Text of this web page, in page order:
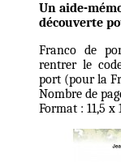
Un aide-
découverte
Franco de
rentrer le
port (pour la
Nombre de
Format : 11,5 x